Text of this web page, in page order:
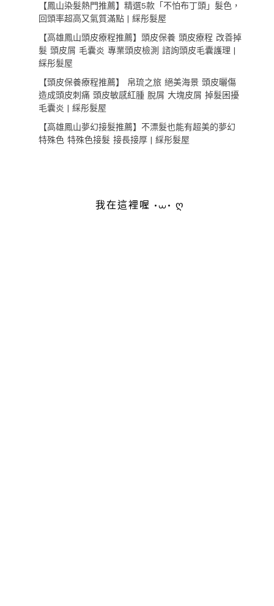
【鳳山染髮熱門推薦】精選5款「不怕布丁頭」髮色，
回頭率超高又氣質滿點 | 綵彤髮屋
【高雄鳳山頭皮療程推薦】頭皮保養 頭皮療程 改善掉
髮 頭皮屑 毛囊炎 專業頭皮檢測 諮詢頭皮毛囊護理 |
綵彤髮屋
【頭皮保養療程推薦】 帛琉之旅 絕美海景 頭皮曬傷
造成頭皮刺痛 頭皮敏感紅腫 脫屑 大塊皮屑 掉髮困擾
毛囊炎 | 綵彤髮屋
【高雄鳳山夢幻接髮推薦】不漂髮也能有超美的夢幻
特殊色 特殊色接髮 接長接厚 | 綵彤髮屋
我在這裡喔 •⩊• ღ